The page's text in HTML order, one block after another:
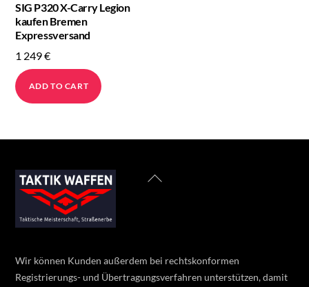
SIG P320 X-Carry Legion
kaufen Bremen
Expressversand
1 249€
ADD TO CART
Back
Wir können Kunden außerdem bei rechtskonformen
Registrierungs- und Übertragungsverfahren unterstützen, damit